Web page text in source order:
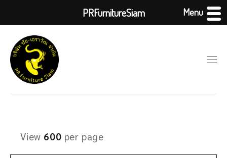
View 600 per page
PRFurnitureSiam Menu